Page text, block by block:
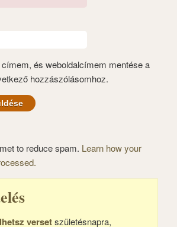
és weboldalcímem mentése a
hozzászólásomhoz.
to reduce spam. Learn how your
versetszületésnapra,